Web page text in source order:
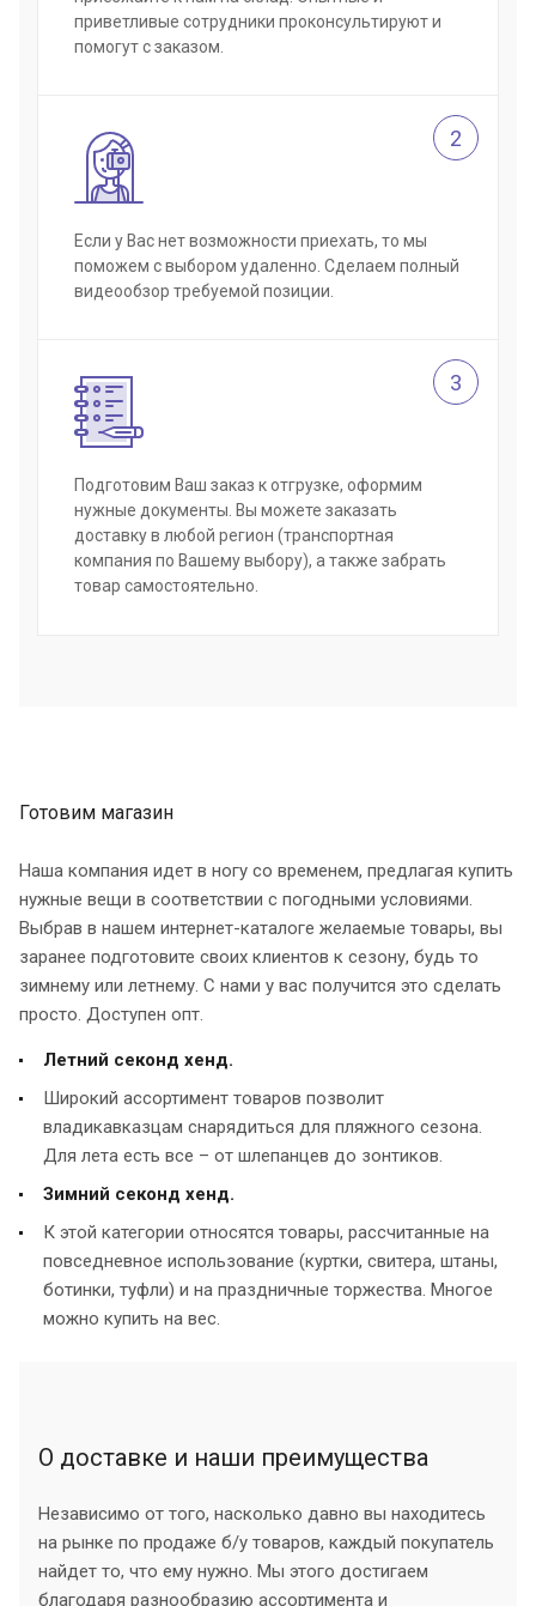
приветливые сотрудники проконсультируют и
помогут с заказом.
2
Если у Вас нет возможности приехать, то мы
поможем с выбором удаленно. Сделаем полный
видеообзор требуемой позиции.
3
Подготовим Ваш заказ к отгрузке, оформим
нужные документы. Вы можете заказать
доставку в любой регион (транспортная
компания по Вашему выбору), а также забрать
товар самостоятельно.
Готовим магазин
Наша компания идет в ногу со временем, предлагая купить
нужные вещи в соответствии с погодными условиями.
Выбрав в нашем интернет-каталоге желаемые товары, вы
заранее подготовите своих клиентов к сезону, будь то
зимнему или летнему. С нами у вас получится это сделать
просто. Доступен опт.
Летний секонд хенд.
Широкий ассортимент товаров позволит
владикавказцам снарядиться для пляжного сезона.
Для лета есть все – от шлепанцев до зонтиков.
Зимний секонд хенд.
К этой категории относятся товары, рассчитанные на
повседневное использование (куртки, свитера, штаны,
ботинки, туфли) и на праздничные торжества. Многое
можно купить на вес.
О доставке и наши преимущества
Независимо от того, насколько давно вы находитесь
на рынке по продаже б/у товаров, каждый покупатель
найдет то, что ему нужно. Мы этого достигаем
благодаря разнообразию ассортимента и